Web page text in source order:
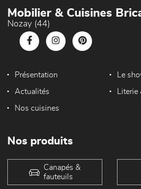
Mobilier & Cuisines
Nozay (44)
Présentation Le
Actualités
Nos cuisines
Nos produits
Canapés &
fauteuils